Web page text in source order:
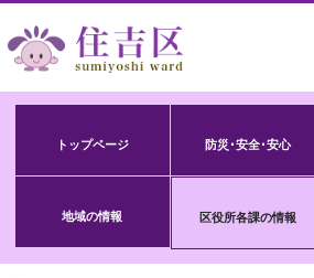
トップページ 防災･安全･安心
地域の情報 区役所各課の情報